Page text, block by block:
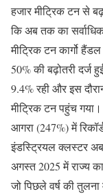
हजार मीट्रिक टन से
कि अब तक का
मीट्रिक टन कार्गो
50% की बढ़ोतरी दर्ज
9.4% रही और इस
मीट्रिक टन पहुंच
आगरा (247%) में
इंडस्ट्रियल क्लस्टर
अगस्त 2025 में राज्य
जो पिछले वर्ष की